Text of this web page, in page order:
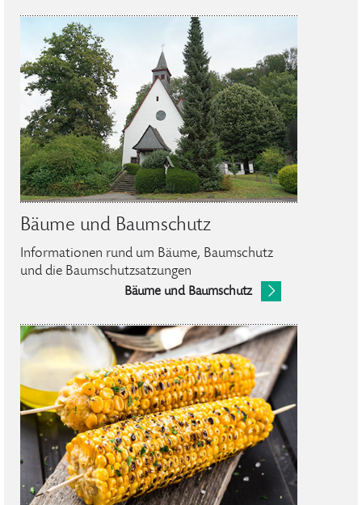
Bäume und Baumschutz
Informationen rund um Bäume, Baumschutz
und die Baumschutzsatzungen
Bäume und Baumschutz